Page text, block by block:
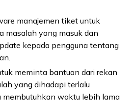
manajemen tiket untuk
masalah yang masuk dan
kepada pengguna tentang
meminta bantuan dari rekan
yang dihadapi terlalu
membutuhkan waktu lebih lama